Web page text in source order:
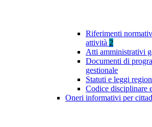
Riferimenti
attività 2
Atti amministrativi
Documenti di
gestionale
Statuti e leggi
Codice disciplinare
Oneri informativi per